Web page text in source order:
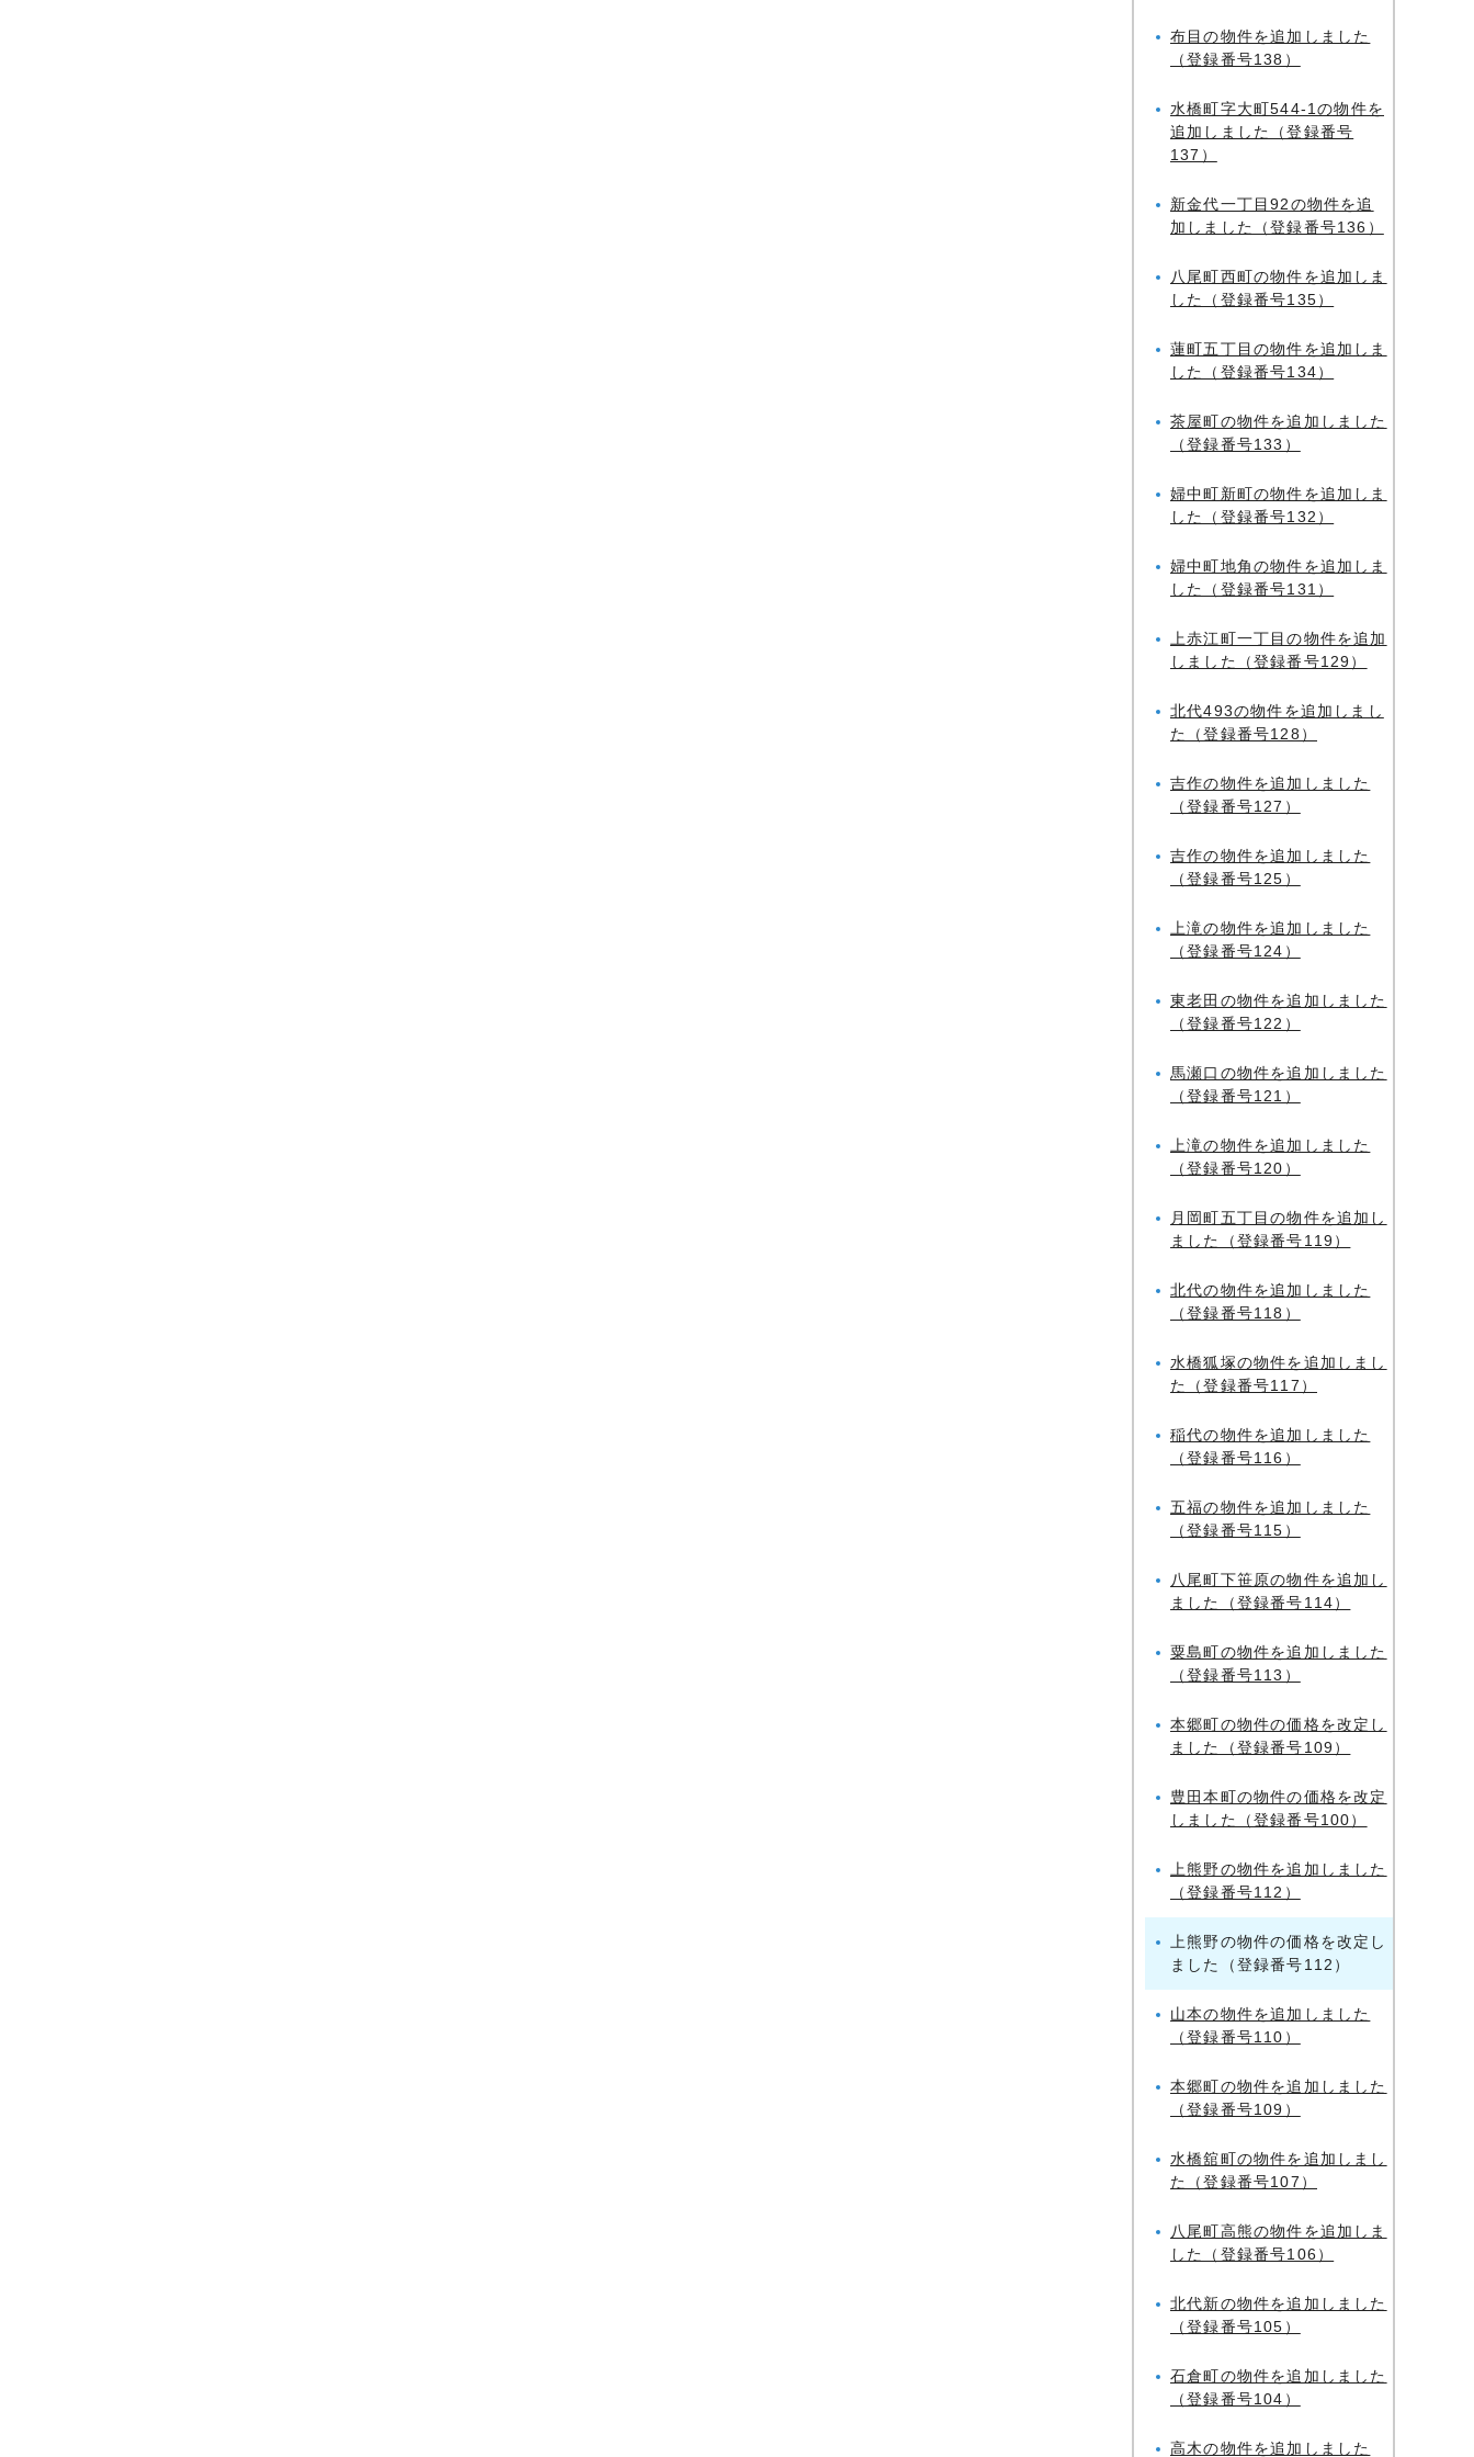
布目の物件を追加しました
（登録番号138）
水橋町字大町544-1の物件を
追加しました（登録番号
137）
新金代一丁目92の物件を追
加しました（登録番号136）
八尾町西町の物件を追加しま
した（登録番号135）
蓮町五丁目の物件を追加しま
した（登録番号134）
茶屋町の物件を追加しました
（登録番号133）
婦中町新町の物件を追加しま
した（登録番号132）
婦中町地角の物件を追加しま
した（登録番号131）
上赤江町一丁目の物件を追加
しました（登録番号129）
北代493の物件を追加しまし
た（登録番号128）
吉作の物件を追加しました
（登録番号127）
吉作の物件を追加しました
（登録番号125）
上滝の物件を追加しました
（登録番号124）
東老田の物件を追加しました
（登録番号122）
馬瀬口の物件を追加しました
（登録番号121）
上滝の物件を追加しました
（登録番号120）
月岡町五丁目の物件を追加し
ました（登録番号119）
北代の物件を追加しました
（登録番号118）
水橋狐塚の物件を追加しまし
た（登録番号117）
稲代の物件を追加しました
（登録番号116）
五福の物件を追加しました
（登録番号115）
八尾町下笹原の物件を追加し
ました（登録番号114）
粟島町の物件を追加しました
（登録番号113）
本郷町の物件の価格を改定し
ました（登録番号109）
豊田本町の物件の価格を改定
しました（登録番号100）
上熊野の物件を追加しました
（登録番号112）
上熊野の物件の価格を改定し
ました（登録番号112）
山本の物件を追加しました
（登録番号110）
本郷町の物件を追加しました
（登録番号109）
水橋舘町の物件を追加しまし
た（登録番号107）
八尾町高熊の物件を追加しま
した（登録番号106）
北代新の物件を追加しました
（登録番号105）
石倉町の物件を追加しました
（登録番号104）
高木の物件を追加しました